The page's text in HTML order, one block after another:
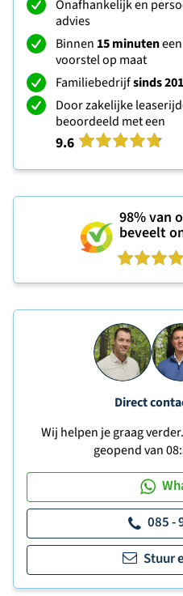
Onafhankelijk en
advies
Binnen 15 minuten
voorstel op maat
Familiebedrijfsinds
Door zakelijke
beoordeeld met een
9.6
98%van
beveelt
Direct
Wij helpen je graag
geopend van
085 -
Stuur